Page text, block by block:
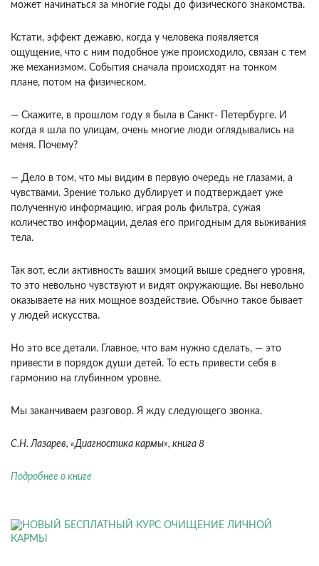
может начи­наться за многие годы до физического знакомства.
Кстати, эффект дежавю, когда у человека появля­ется
ощущение, что с ним подобное уже происхо­дило, связан с тем
же механизмом. События сна­чала происходят на тонком
плане, потом на физи­ческом.
— Скажите, в прошлом году я была в Санкт- Петербурге. И
когда я шла по улицам, очень мно­гие люди оглядывались на
меня. Почему?
— Дело в том, что мы видим в первую очередь не глазами, а
чувствами. Зрение только дублирует и подтверждает уже
полученную информацию, играя роль фильтра, сужая
количество информации, де­лая его пригодным для выживания
тела.
Так вот, если активность ваших эмоций выше среднего уров­ня,
то это невольно чувствуют и видят окружа­ющие. Вы невольно
оказываете на них мощное воз­действие. Обычно такое бывает
у людей искусства.
Но это все детали. Главное, что вам нужно сде­лать, — это
привести в порядок души детей. То есть привести себя в
гармонию на глубинном уровне.
Мы заканчиваем разговор. Я жду следующего звонка.
С.Н. Лазарев, «Диагностика кармы», книга 8
Подробнее о книге